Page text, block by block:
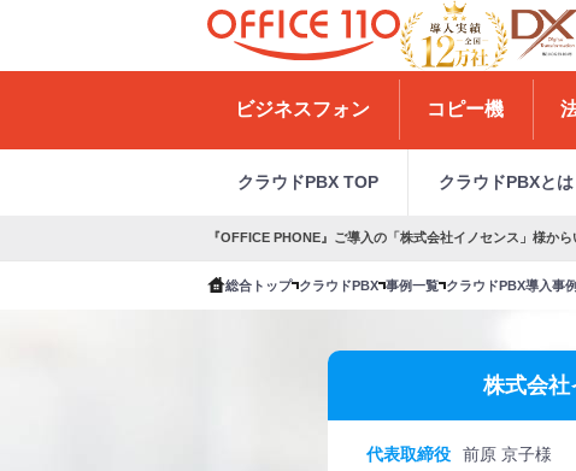
H
e
ビジネスフォン コピー機
クラウドPBX TOP クラウドPBXとは
『OFFICE PHONE』ご導入の「株式会社イノセンス」様か
総合トップ クラウドPBX 事例一覧 クラウドPBX導入事
株式会社
代表取締役
前原 京子様